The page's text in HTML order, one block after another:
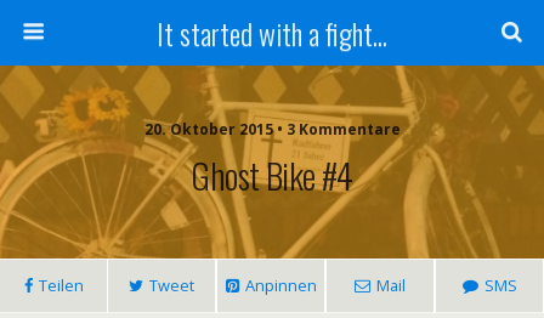
It started with a fight...
20. Oktober 2015 • 3 Kommentare
Ghost Bike #4
Teilen Tweet Anpinnen Mail SMS